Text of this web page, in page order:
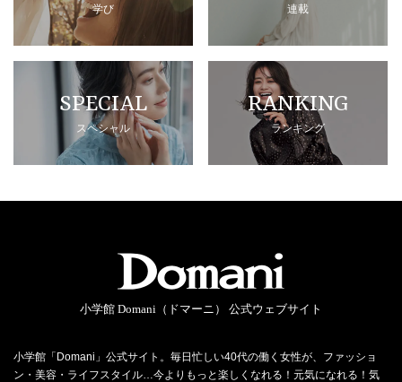
学び 連載
SPECIAL
スペシャル
RANKING
ランキング
小学館 Domani（ドマーニ） 公式ウェブサイト
小学館「Domani」公式サイト。毎日忙しい40代の働く女性が、ファッショ
ン・美容・ライフスタイル…今よりもっと楽しくなれる！元気になれる！気